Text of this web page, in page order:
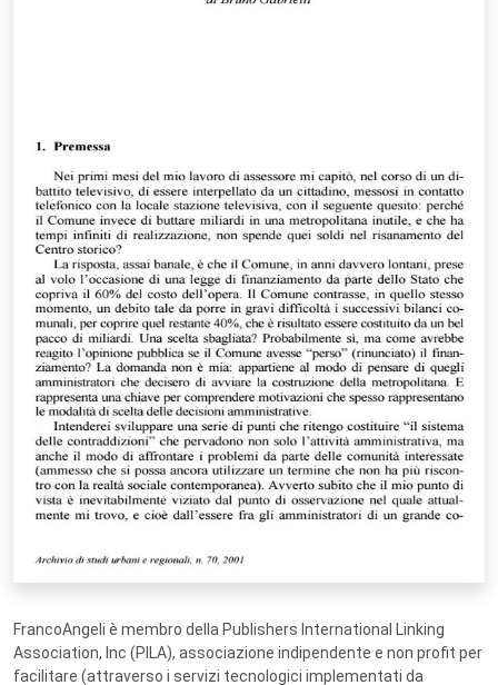
FrancoAngeli è membro della Publishers International Linking
Association, Inc (PILA), associazione indipendente e non profit per
facilitare (attraverso i servizi tecnologici implementati da